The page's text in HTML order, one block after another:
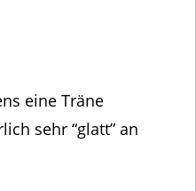
eine Träne
sehr “glatt” an